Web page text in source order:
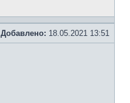
Добавлено: 18.05.2021 13:51